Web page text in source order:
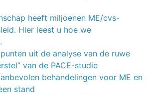
heeft miljoenen ME/cvs-
Hier leest u hoe we
uit de analyse van de ruwe
van de PACE-studie
behandelingen voor ME en
stand